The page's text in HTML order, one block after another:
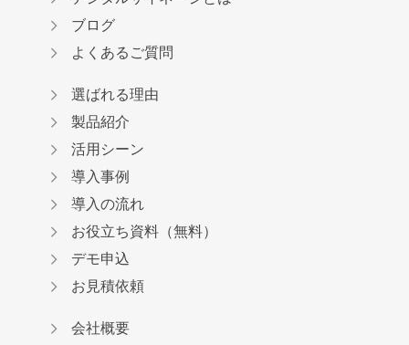
ブログ
よくあるご質問
選ばれる理由
製品紹介
活用シーン
導入事例
導入の流れ
お役立ち資料（無料）
デモ申込
お見積依頼
会社概要